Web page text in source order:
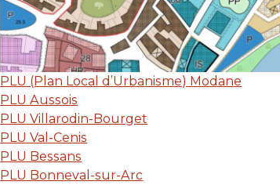
PLU (Plan Local d’Urbanisme) Modane
PLU Aussois
PLU Villarodin-Bourget
PLU Val-Cenis
PLU Bessans
PLU Bonneval-sur-Arc